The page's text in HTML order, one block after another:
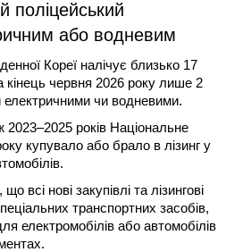
або водневим
Кореї налічує близько 17
кінець червня 2026 року лише 2
електричними чи водневими.
років Національне
купувало або брало в лізинг у
всі нові закупівлі та лізингові
транспортних засобів,
електромобілів або автомобілів